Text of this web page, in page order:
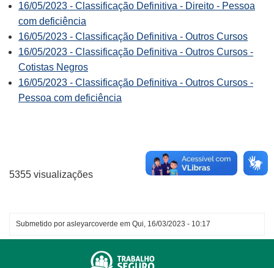
16/05/2023 - Classificação Definitiva - Direito - Pessoa
com deficiência
16/05/2023 - Classificação Definitiva - Outros Cursos
16/05/2023 - Classificação Definitiva - Outros Cursos -
Cotistas Negros
16/05/2023 - Classificação Definitiva - Outros Cursos -
Pessoa com deficiência
5355 visualizações
Submetido por asleyarcoverde em Qui, 16/03/2023 - 10:17